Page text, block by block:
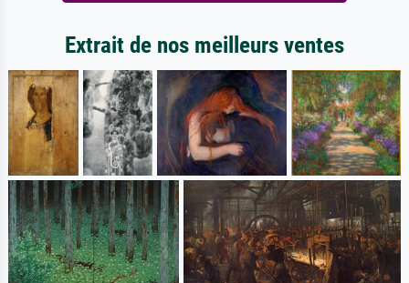
Extrait de nos meilleurs ventes